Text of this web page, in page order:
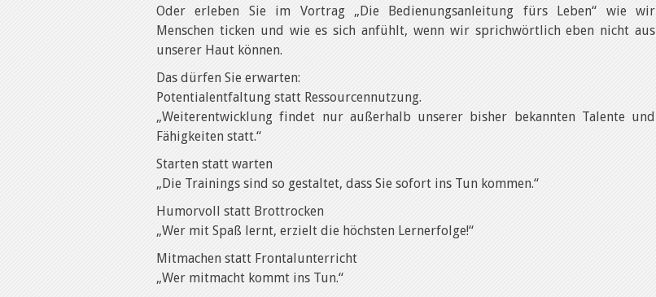
Oder erleben Sie im Vortrag „Die Bedienungsanleitung fürs Leben“ wie wir
Menschen ticken und wie es sich anfühlt, wenn wir sprichwörtlich eben nicht aus
unserer Haut können.
Das dürfen Sie erwarten:
Potentialentfaltung statt Ressourcennutzung.
„Weiterentwicklung findet nur außerhalb unserer bisher bekannten Talente und
Fähigkeiten statt.“
Starten statt warten
„Die Trainings sind so gestaltet, dass Sie sofort ins Tun kommen.“
Humorvoll statt Brottrocken
„Wer mit Spaß lernt, erzielt die höchsten Lernerfolge!“
Mitmachen statt Frontalunterricht
„Wer mitmacht kommt ins Tun.“